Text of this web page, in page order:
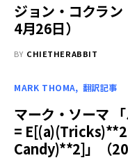
ジョン・コクラ
4月26日）
BY CHIETHERABBIT
MARK THOMA 翻訳記事
マーク・ソーマ
=
Candy)**2]」（